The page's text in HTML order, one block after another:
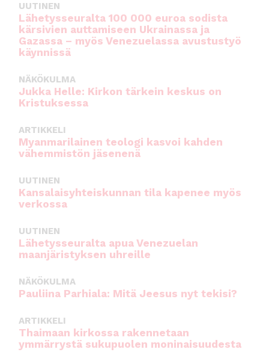
UUTINEN
Lähetysseuralta 100 000 euroa sodista
kärsivien auttamiseen Ukrainassa ja
Gazassa – myös Venezuelassa avustustyö
käynnissä
NÄKÖKULMA
Jukka Helle: Kirkon tärkein keskus on
Kristuksessa
ARTIKKELI
Myanmarilainen teologi kasvoi kahden
vähemmistön jäsenenä
UUTINEN
Kansalaisyhteiskunnan tila kapenee myös
verkossa
UUTINEN
Lähetysseuralta apua Venezuelan
maanjäristyksen uhreille
NÄKÖKULMA
Pauliina Parhiala: Mitä Jeesus nyt tekisi?
ARTIKKELI
Thaimaan kirkossa rakennetaan
ymmärrystä sukupuolen moninaisuudesta